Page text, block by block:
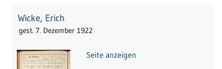
Wicke, Erich
gest. 7. Dezember 1922
Seite anzeigen